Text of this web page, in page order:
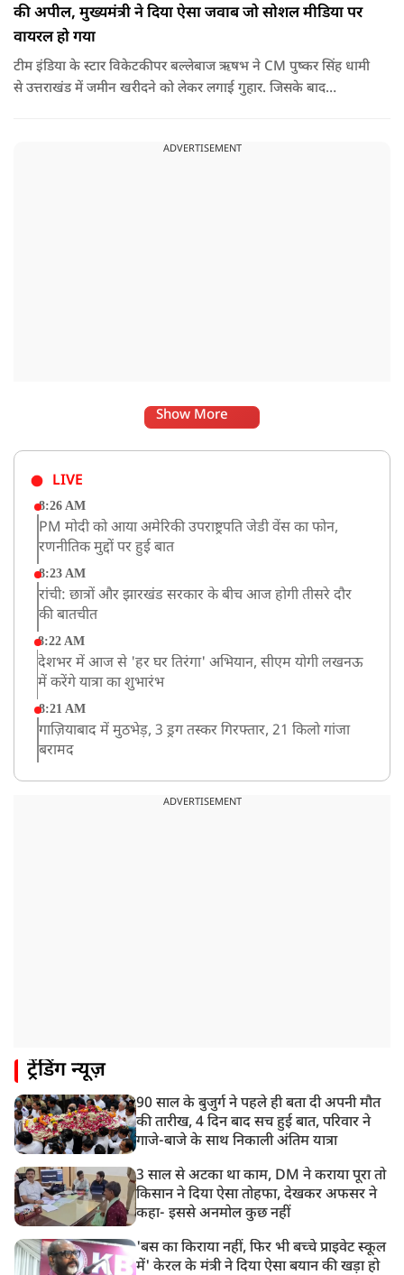
की अपील, मुख्यमंत्री ने दिया ऐसा जवाब जो सोशल मीडिया पर
वायरल हो गया
टीम इंडिया के स्टार विकेटकीपर बल्लेबाज ऋषभ ने CM पुष्कर सिंह धामी
से उत्तराखंड में जमीन खरीदने को लेकर लगाई गुहार. जिसके बाद
ADVERTISEMENT
Show More
LIVE
8:26 AM
PM मोदी को आया अमेरिकी उपराष्ट्रपति जेडी वेंस का फोन,
रणनीतिक मुद्दों पर हुई बात
8:23 AM
रांची: छात्रों और झारखंड सरकार के बीच आज होगी तीसरे दौर
की बातचीत
8:22 AM
देशभर में आज से 'हर घर तिरंगा' अभियान, सीएम योगी लखनऊ
में करेंगे यात्रा का शुभारंभ
8:21 AM
गाज़ियाबाद में मुठभेड़, 3 ड्रग तस्कर गिरफ्तार, 21 किलो गांजा
बरामद
ADVERTISEMENT
ट्रेंडिंग न्यूज़
90 साल के बुजुर्ग ने पहले ही बता दी अपनी मौत
की तारीख, 4 दिन बाद सच हुई बात, परिवार ने
गाजे-बाजे के साथ निकाली अंतिम यात्रा
3 साल से अटका था काम, DM ने कराया पूरा तो
किसान ने दिया ऐसा तोहफा, देखकर अफसर ने
कहा- इससे अनमोल कुछ नहीं
'बस का किराया नहीं, फिर भी बच्चे प्राइवेट स्कूल
में' केरल के मंत्री ने दिया ऐसा बयान की खड़ा हो